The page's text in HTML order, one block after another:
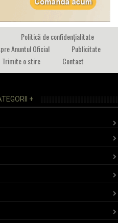
Politică de confidențialitate
Anuntul Oficial
Publicitate
Trimite o stire Contact
+